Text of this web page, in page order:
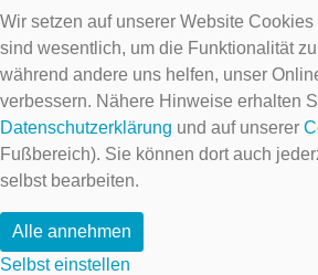
Wir setzen auf unserer Website
sind wesentlich, um die Funktionalität
während andere uns helfen, unser
verbessern. Nähere Hinweise erhalten
Datenschutzerklärung und auf unserer
Fußbereich). Sie können dort auch
selbst bearbeiten.
Alle annehmen
Selbst einstellen